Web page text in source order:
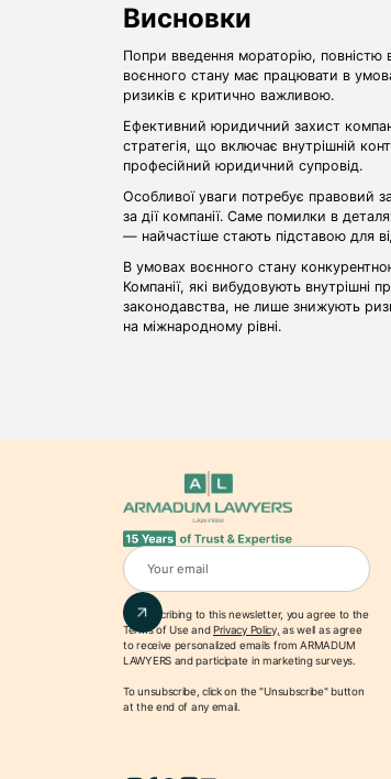
Висновки
Попри введення мораторію, повністю
воєнного стану має працювати в
ризиків є критично важливою.
Ефективний юридичний захист
стратегія, що включає внутрішній
професійний юридичний супровід.
Особливої уваги потребує правовий
за дії компанії. Саме помилки в
— найчастіше стають підставою для
В умовах воєнного стану
Компанії, які вибудовують внутрішні
законодавства, не лише знижують
на міжнародному рівні.
By subscribing to this newsletter, you agree to the
Terms of UseandPrivacy Policy, as well as agree
to receive personalized emails from ARMADUM
LAWYERS and participate in marketing surveys.
To unsubscribe, click on the "Unsubscribe" button
at the end of any email.